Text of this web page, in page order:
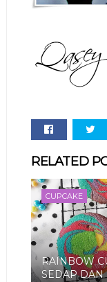
RELATED
CUPCAKE
RAINBOW
SEDAP DAN